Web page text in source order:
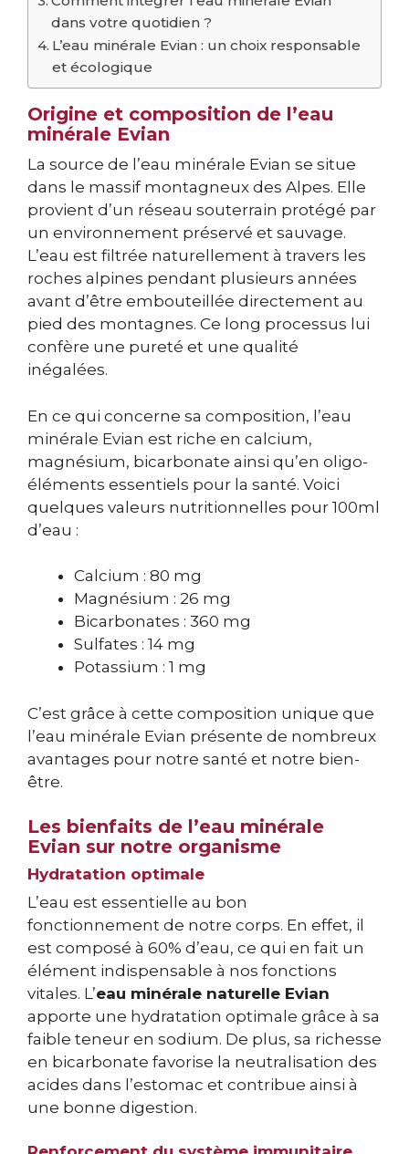
dans votre quotidien ?
L’eau minérale Evian : un choix responsable
et écologique
Origine et composition de l’eau
minérale Evian
La source de l’eau minérale Evian se situe
dans le massif montagneux des Alpes. Elle
provient d’un réseau souterrain protégé par
un environnement préservé et sauvage.
L’eau est filtrée naturellement à travers les
roches alpines pendant plusieurs années
avant d’être embouteillée directement au
pied des montagnes. Ce long processus lui
confère une pureté et une qualité
inégalées.
En ce qui concerne sa composition, l’eau
minérale Evian est riche en calcium,
magnésium, bicarbonate ainsi qu’en oligo-
éléments essentiels pour la santé. Voici
quelques valeurs nutritionnelles pour 100ml
d’eau :
Calcium : 80 mg
Magnésium : 26 mg
Bicarbonates : 360 mg
Sulfates : 14 mg
Potassium : 1 mg
C’est grâce à cette composition unique que
l’eau minérale Evian présente de nombreux
avantages pour notre santé et notre bien-
être.
Les bienfaits de l’eau minérale
Evian sur notre organisme
Hydratation optimale
L’eau est essentielle au bon
fonctionnement de notre corps. En effet, il
est composé à 60% d’eau, ce qui en fait un
élément indispensable à nos fonctions
vitales. L’eau minérale naturelle Evian
apporte une hydratation optimale grâce à sa
faible teneur en sodium. De plus, sa richesse
en bicarbonate favorise la neutralisation des
acides dans l’estomac et contribue ainsi à
une bonne digestion.